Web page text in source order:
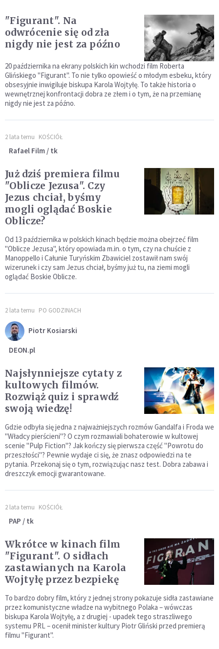
"Figurant". Na
odwrócenie się od zła
nigdy nie jest za późno
20 października na ekrany polskich kin wchodzi film Roberta
Glińskiego "Figurant". To nie tylko opowieść o młodym esbeku, który
obsesyjnie inwigiluje biskupa Karola Wojtyłę. To także historia o
wewnętrznej konfrontacji dobra ze złem i o tym, że na przemianę
nigdy nie jest za późno.
2 lata temu KOŚCIÓŁ
Rafael Film / tk
Już dziś premiera filmu
"Oblicze Jezusa". Czy
Jezus chciał, byśmy
mogli oglądać Boskie
Oblicze?
Od 13 października w polskich kinach będzie można obejrzeć film
"Oblicze Jezusa", który opowiada m.in. o tym, czy na chuście z
Manoppello i Całunie Turyńskim Zbawiciel zostawił nam swój
wizerunek i czy sam Jezus chciał, byśmy już tu, na ziemi mogli
oglądać Boskie Oblicze.
2 lata temu PO GODZINACH
Piotr Kosiarski
DEON.pl
Najsłynniejsze cytaty z
kultowych filmów.
Rozwiąż quiz i sprawdź
swoją wiedzę!
Gdzie odbyła się jedna z najważniejszych rozmów Gandalfa i Froda we
"Władcy pierścieni"? O czym rozmawiali bohaterowie w kultowej
scenie "Pulp Fiction"? Jak kończy się pierwsza część "Powrotu do
przeszłości"? Pewnie wydaje ci się, że znasz odpowiedzi na te
pytania. Przekonaj się o tym, rozwiązując nasz test. Dobra zabawa i
dreszczyk emocji gwarantowane.
2 lata temu KOŚCIÓŁ
PAP / tk
Wkrótce w kinach film
"Figurant". O sidłach
zastawianych na Karola
Wojtyłę przez bezpiekę
To bardzo dobry film, który z jednej strony pokazuje sidła zastawiane
przez komunistyczne władze na wybitnego Polaka – wówczas
biskupa Karola Wojtyłę, a z drugiej - upadek tego straszliwego
systemu PRL – ocenił minister kultury Piotr Gliński przed premierą
filmu "Figurant".